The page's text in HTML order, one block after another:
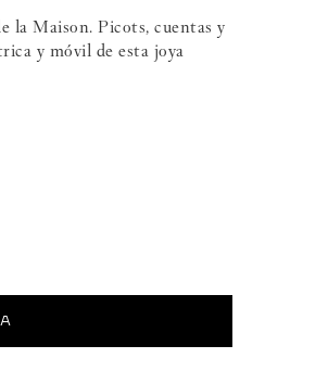
la Maison. Picots, cuentas y
y móvil de esta joya